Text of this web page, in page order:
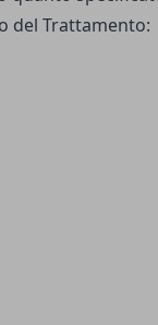
del Trattamento: